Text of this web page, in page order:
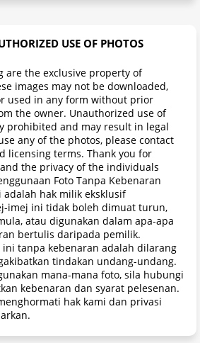
USE OF PHOTOS
are the exclusive property of
images may not be downloaded,
used in any form without prior
the owner. Unauthorized use of
prohibited and may result in legal
any of the photos, please contact
licensing terms. Thank you for
the privacy of the individuals
Foto Tanpa Kebenaran
hak milik eksklusif
imej ini tidak boleh dimuat turun,
atau digunakan dalam apa-apa
bertulis daripada pemilik.
ini tanpa kebenaran adalah dilarang
tindakan undang-undang.
mana-mana foto, sila hubungi
kebenaran dan syarat pelesenan.
hak kami dan privasi